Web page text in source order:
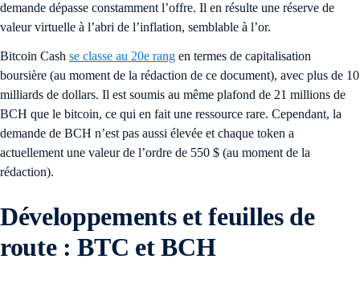
demande dépasse constamment l’offre. Il en résulte une réserve de
valeur virtuelle à l’abri de l’inflation, semblable à l’or.
Bitcoin Cash se classe au 20e rang en termes de capitalisation
boursière (au moment de la rédaction de ce document), avec plus de 10
milliards de dollars. Il est soumis au même plafond de 21 millions de
BCH que le bitcoin, ce qui en fait une ressource rare. Cependant, la
demande de BCH n’est pas aussi élevée et chaque token a
actuellement une valeur de l’ordre de 550 $ (au moment de la
rédaction).
Développements et feuilles de
route : BTC et BCH